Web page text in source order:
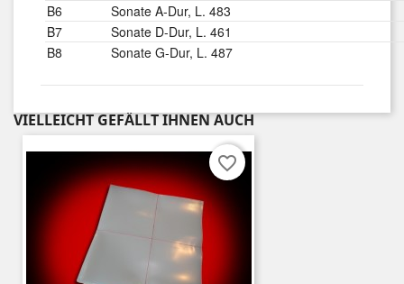
B6
Sonate A-Dur, L. 483
B7
Sonate D-Dur, L. 461
B8
Sonate G-Dur, L. 487
VIELLEICHT GEFÄLLT IHNEN AUCH
favorite_border